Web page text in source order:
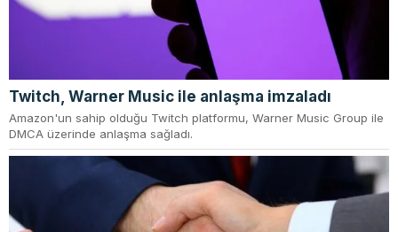
Twitch, Warner Music ile anlaşma imzaladı
Amazon'un sahip olduğu Twitch platformu, Warner Music Group ile
DMCA üzerinde anlaşma sağladı.